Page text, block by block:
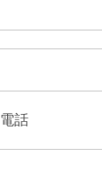
電話